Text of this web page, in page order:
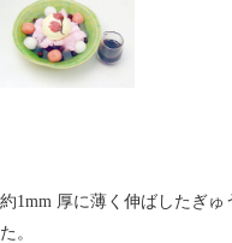
約1mm 厚に薄く伸ばしたぎゅ
た。